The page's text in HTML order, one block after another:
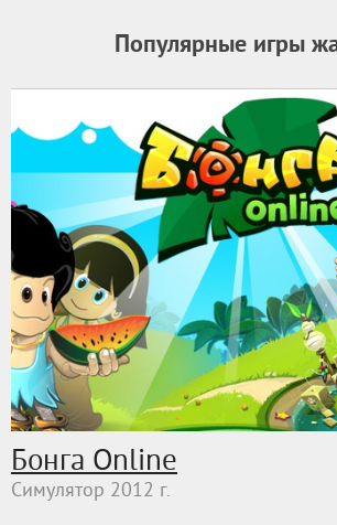
Популярные игры
Бонга Online
Симулятор 2012 г.